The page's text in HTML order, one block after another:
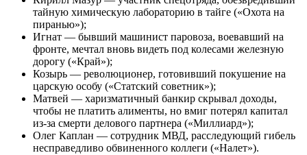
тайную химическую лабораторию в тайге («Охота на
пиранью»);
Игнат — бывший машинист паровоза, воевавший на
фронте, мечтал вновь видеть под колесами железную
дорогу («Край»);
Козырь — революционер, готовивший покушение на
царскую особу («Статский советник»);
Матвей — харизматичный банкир скрывал доходы,
чтобы не платить алименты, но вмиг потерял капитал
из-за смерти делового партнера («Миллиард»);
Олег Каплан — сотрудник МВД, расследующий гибель
несправедливо обвиненного коллеги («Налет»).